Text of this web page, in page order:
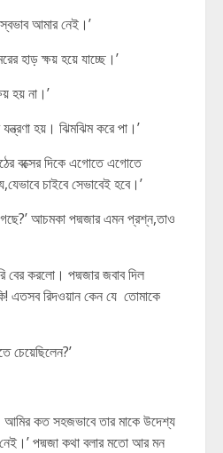
স্বভাব আমার নেই।’
হাড় ক্ষয় হয়ে যাচ্ছে।’
হয় না।’
হয়। ঝিমঝিম করে পা।’
বক্সের দিকে এগোতে এগোতে
চাইবে সেভাবেই হবে।’
আচমকা পদ্মজার এমন প্রশ্ন,তাও
বের করলো। পদ্মজার জবাব দিল
এতসব রিদওয়ান কেন যে তোমাকে
চেয়েছিলেন?’
কত সহজভাবে তার মাকে উদেশ্য
পদ্মজা কথা বলার মতো আর মন